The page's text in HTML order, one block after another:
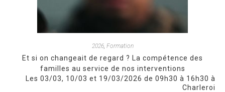
2026, Formation
Et si on changeait de regard ? La compétence des
familles au service de nos interventions
Les 03/03, 10/03 et 19/03/2026 de 09h30 à 16h30 à
Charleroi